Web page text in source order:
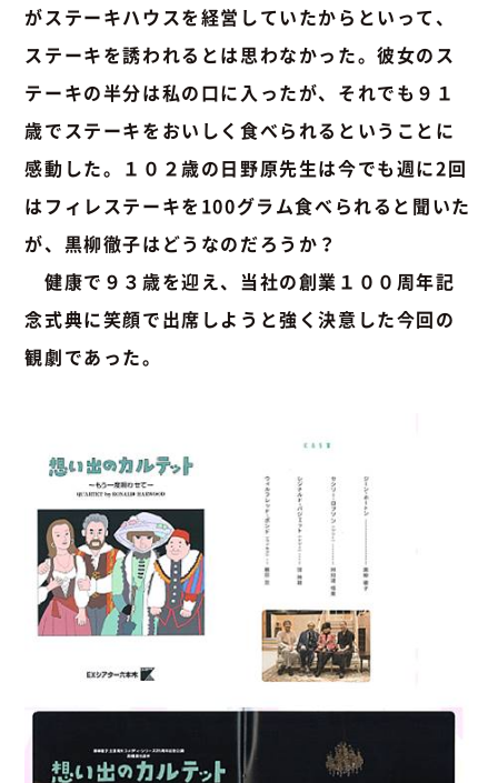
がステーキハウスを経営していたからといって、
ステーキを誘われるとは思わなかった。彼女のス
テーキの半分は私の口に入ったが、それでも９１
歳でステーキをおいしく食べられるということに
感動した。１０２歳の日野原先生は今でも週に2回
はフィレステーキを100グラム食べられると聞いた
が、黒柳徹子はどうなのだろうか？
健康で９３歳を迎え、当社の創業１００周年記
念式典に笑顔で出席しようと強く決意した今回の
観劇であった。